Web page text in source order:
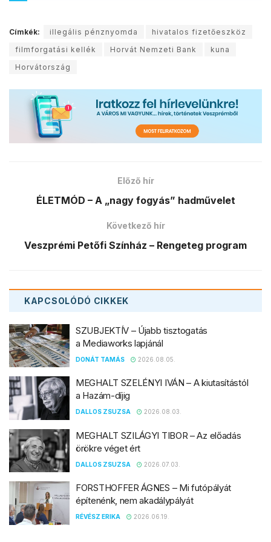
Címkék: illegális pénznyomda
hivatalos fizetőeszköz
filmforgatási kellék
Horvát Nemzeti Bank
kuna
Horvátország
Előző hír
ÉLETMÓD – A „nagy fogyás” hadművelet
Következő hír
Veszprémi Petőfi Színház – Rengeteg program
KAPCSOLÓDÓ CIKKEK
SZUBJEKTÍV – Újabb tisztogatás
a Mediaworks lapjánál
DONÁT TAMÁS 2026.08.05.
MEGHALT SZELÉNYI IVÁN – A kiutasítástól
a Hazám-díjig
DALLOS ZSUZSA 2026.08.03.
MEGHALT SZILÁGYI TIBOR – Az előadás
örökre véget ért
DALLOS ZSUZSA 2026.07.03.
FORSTHOFFER ÁGNES – Mi futópályát
építenénk, nem akadálypályát
RÉVÉSZ ERIKA 2026.06.19.